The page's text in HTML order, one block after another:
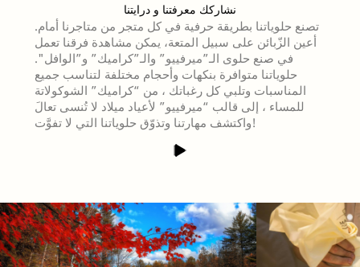
نشاركك معرفتنا و درايتنا
تصنع حلوياتنا بطريقة حرفية في كل متجر من متاجرنا أمام.
أعين الزّبائن على سبيل المتعة، يمكن مشاهدة فرقنا تعمل
في صنع حلوى الـ”ميرفييو” والـ”كراميك” و”الوافل".
حلوياتنا متوافرة بنكهات وأحجام مختلفة لتناسب جميع
المناسبات وتلبي كل رغباتك ، من “كراميك” الشوكولاتة
للمساء ، إلى قالب “ميرفييو” لأعياد ميلاد لا تُنسى تعالَ
واكتشف مهارتنا وتذوّق حلوياتنا التي لا تفوَّت!